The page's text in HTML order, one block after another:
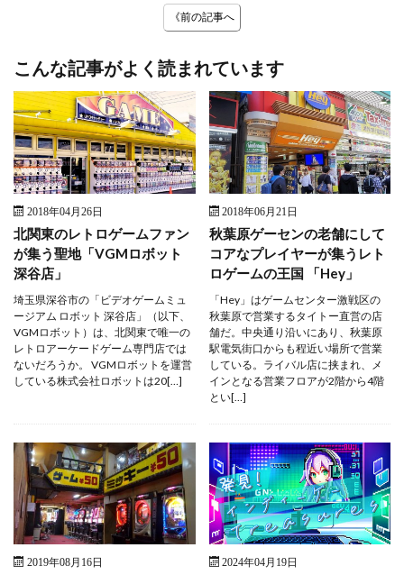
《前の記事へ
こんな記事がよく読まれています
2018年04月26日
北関東のレトロゲームファン
が集う聖地「VGMロボット
深谷店」
埼玉県深谷市の「ビデオゲームミュ
ージアム ロボット 深谷店」（以下、
VGMロボット）は、北関東で唯一の
レトロアーケードゲーム専門店では
ないだろうか。 VGMロボットを運営
している株式会社ロボットは20[…]
2018年06月21日
秋葉原ゲーセンの老舗にして
コアなプレイヤーが集うレト
ロゲームの王国 「Hey」
「Hey」はゲームセンター激戦区の
秋葉原で営業するタイトー直営の店
舗だ。中央通り沿いにあり、秋葉原
駅電気街口からも程近い場所で営業
している。ライバル店に挟まれ、メ
インとなる営業フロアが2階から4階
とい[…]
2019年08月16日 2024年04月19日